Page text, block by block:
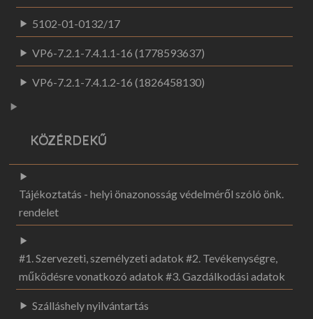
5102-01-0132/17
VP6-7.2.1-7.4.1.1-16 (1778593637)
VP6-7.2.1-7.4.1.2-16 (1826458130)
KÖZÉRDEKŰ
Tájékoztatás - helyi önazonosság védelméről szóló önk.
rendelet
#1. Szervezeti, személyzeti adatok #2. Tevékenységre,
működésre vonatkozó adatok #3. Gazdálkodási adatok
Szálláshely nyilvántartás